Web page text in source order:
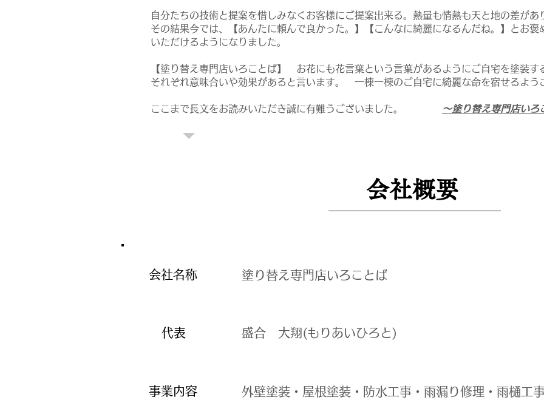
自分たちの技術と提案を惜しみなくお客様にご提案出来る。熱量も情熱も天と地の差があ
その結果今では、【あんたに頼んで良かった。】【こんなに綺麗になるんだね。】とお褒
いただけるようになりました。
【塗り替え専門店いろことば】 お花にも花言葉という言葉があるようにご自宅を塗装す
それぞれ意味合いや効果があると言います。 一棟一棟のご自宅に綺麗な命を宿せるよう
​ここまで長文をお読みいただき誠に有難うございました。 ～塗り替え専門店い
​会社概要
​会社名称 ​塗り替え専門店いろことば
​代表 ​盛合 大翔(もりあいひろと)
​事業内容 外壁塗装・屋根塗装・防水工事・雨漏り修理・雨樋工